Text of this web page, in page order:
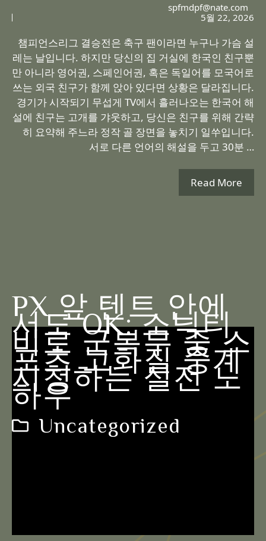
spfmdpf@nate.com
5월 22, 2026
챔피언스리그 결승전은 축구 팬이라면 누구나 가슴 설
레는 날입니다. 하지만 당신의 집 거실에 한국인 친구뿐
만 아니라 영어권, 스페인어권, 혹은 독일어를 모국어로
쓰는 외국 친구가 함께 앉아 있다면 상황은 달라집니다.
경기가 시작되기 무섭게 TV에서 흘러나오는 한국어 해
설에 친구는 고개를 갸웃하고, 당신은 친구를 위해 간략
히 요약해 주느라 정작 골 장면을 놓치기 일쑤입니다.
서로 다른 언어의 해설을 두고 30분 …
Read More
PX 앞 텐트 안에
서도 OK: 소닉티
비로 군복무 중 스
포츠 고화질 중계
시청하는 실전 노
하우
Uncategorized